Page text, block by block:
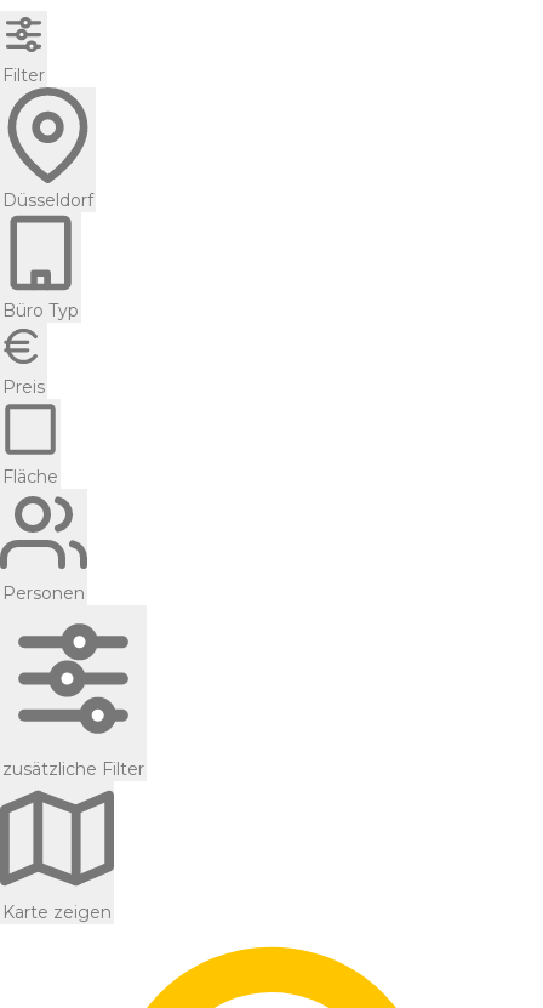
Filter
Düsseldorf
Büro Typ
Preis
Fläche
Personen
zusätzliche Filter
Karte zeigen